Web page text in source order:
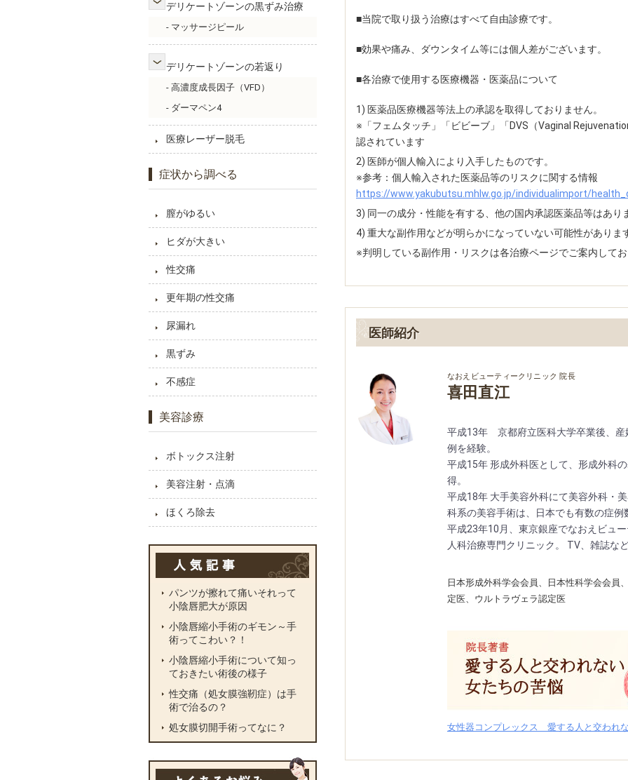
■当院で取り扱う治療はすべて自由診療です。
■効果や痛み、ダウンタイム等には個人差がございます。
■各治療で使用する医療機器・医薬品について
1) 医薬品医療機器等法上の承認を取得しておりません。
※「フェムタッチ」「ビビーブ」「DVS（Vaginal
認されています
2) 医師が個人輸入により入手したものです。
※参考：個人輸入された医薬品等のリスクに関する情報
https://www.yakubutsu.mhlw.go.jp/individualimport/
3) 同一の成分・性能を有する、他の国内承認医薬品等はあり
4) 重大な副作用などが明らかになっていない可能性がありま
※判明している副作用・リスクは各治療ページでご案内して
医師紹介
なおえビューティークリニック 院長
喜田直江
平成13年 京都府立医科大学卒業後、産
例を経験。
平成15年 形成外科医として、形成外科
得。
平成18年 大手美容外科にて美容外科・
科系の美容手術は、日本でも有数の症例
平成23年10月、東京銀座でなおえビュ
人科治療専門クリニック。 TV、雑誌な
日本形成外科学会会員、日本性科学会会員
定医、ウルトラヴェラ認定医
女性器コンプレックス 愛する人と交われ
デリケートゾーンの黒ずみ治療
- マッサージピール
デリケートゾーンの若返り
- 高濃度成長因子（VFD）
- ダーマペン4
医療レーザー脱毛
症状から調べる
膣がゆるい
ヒダが大きい
性交痛
更年期の性交痛
尿漏れ
黒ずみ
不感症
美容診療
ボトックス注射
美容注射・点滴
ほくろ除去
パンツが擦れて痛いそれって
小陰唇肥大が原因
小陰唇縮小手術のギモン～手
術ってこわい？！
小陰唇縮小手術について知っ
ておきたい術後の様子
性交痛（処女膜強靭症）は手
術で治るの？
処女膜切開手術ってなに？